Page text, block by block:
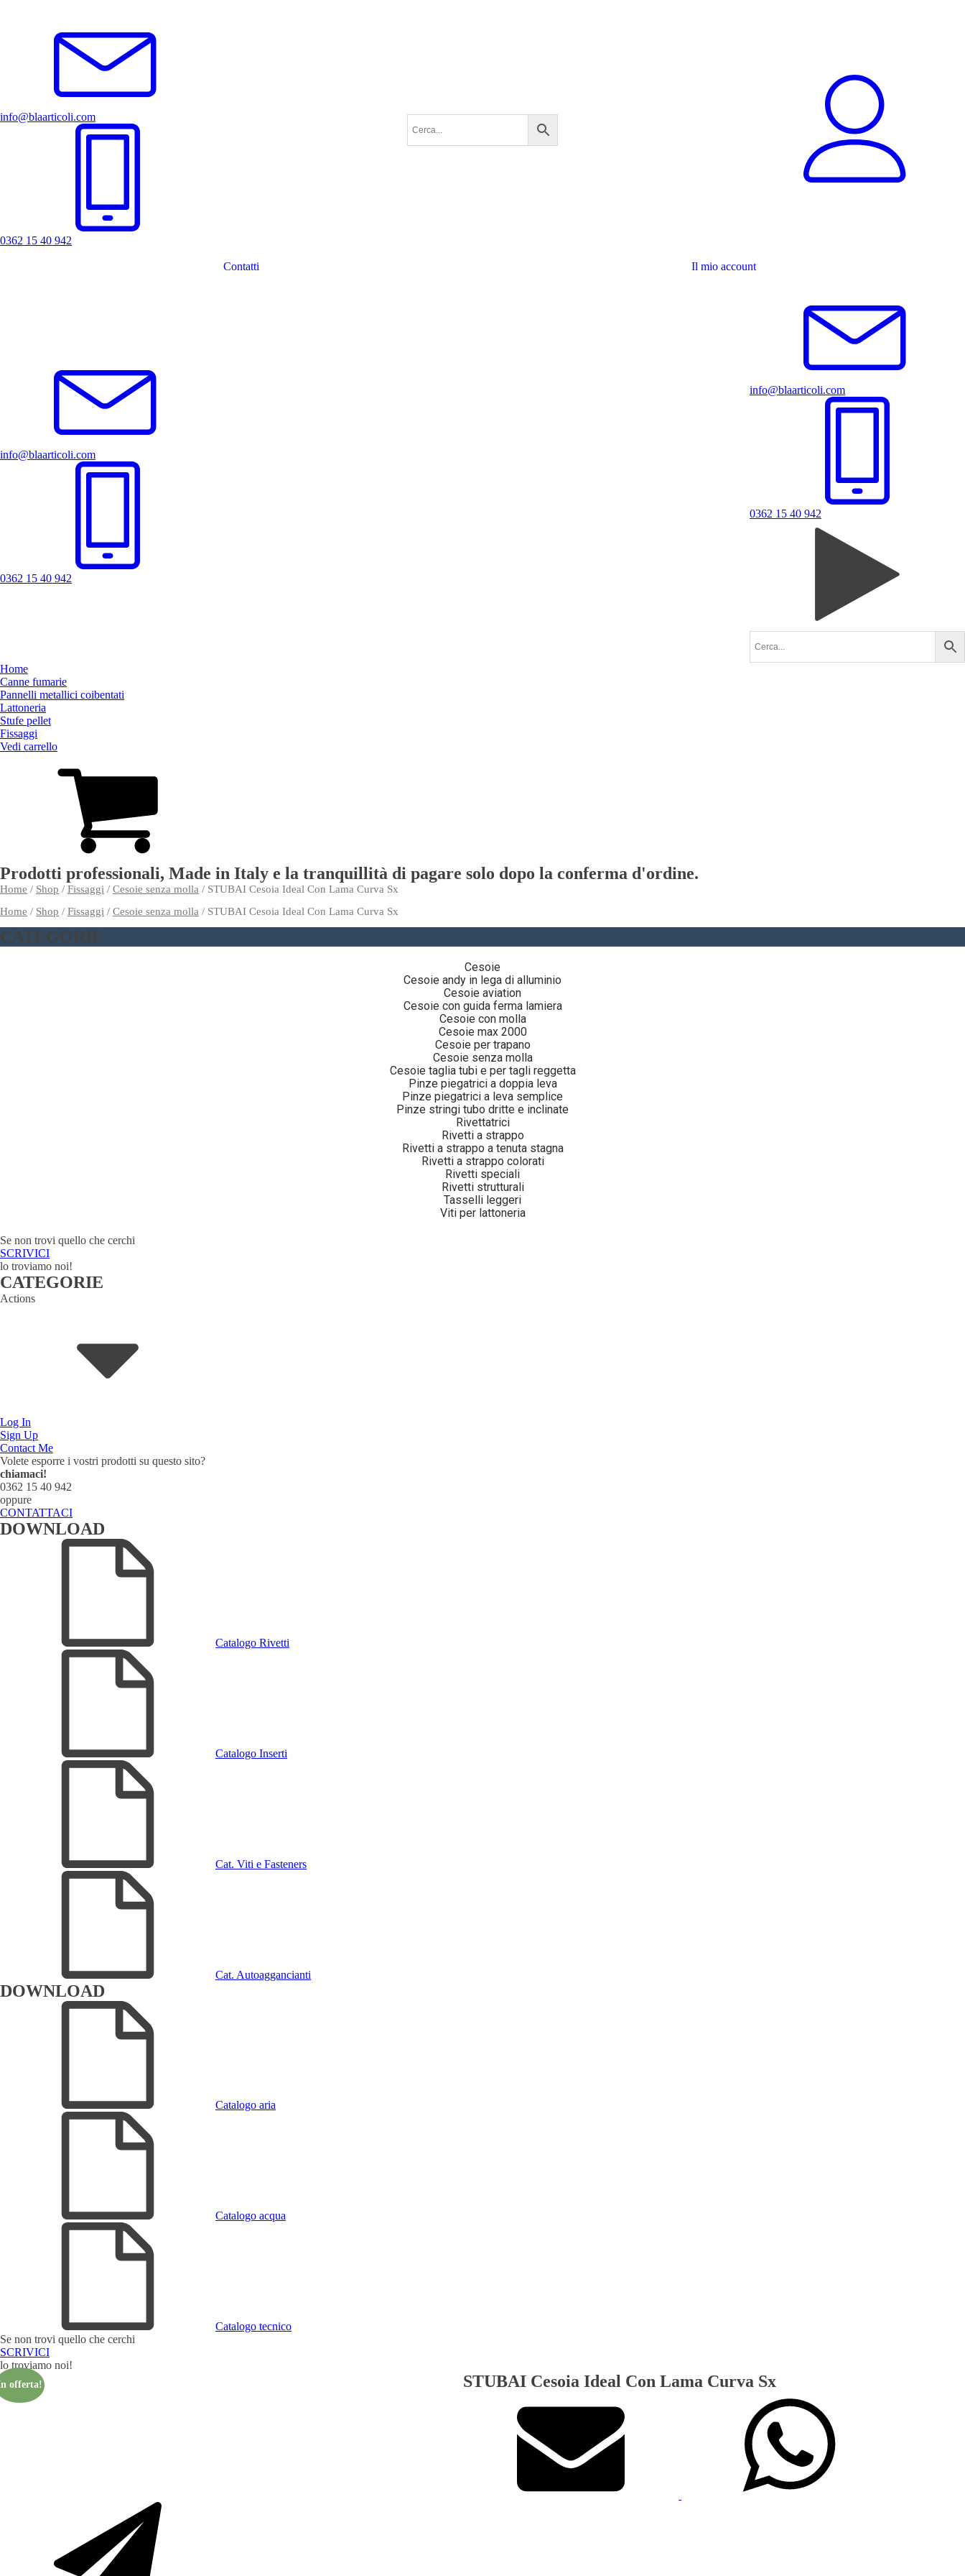
info@blaarticoli.com
0362 15 40 942
Contatti Il mio account
info@blaarticoli.com
0362 15 40 942
info@blaarticoli.com
0362 15 40 942
Home
Canne fumarie
Pannelli metallici coibentati
Lattoneria
Stufe pellet
Fissaggi
Vedi carrello
Prodotti professionali, Made in Italy e la tranquillità di pagare solo dopo la conferma d'ordine.
Home / Shop / Fissaggi / Cesoie senza molla / STUBAI Cesoia Ideal Con Lama Curva Sx
Home / Shop / Fissaggi / Cesoie senza molla / STUBAI Cesoia Ideal Con Lama Curva Sx
CATEGORIE
Cesoie
Cesoie andy in lega di alluminio
Cesoie aviation
Cesoie con guida ferma lamiera
Cesoie con molla
Cesoie max 2000
Cesoie per trapano
Cesoie senza molla
Cesoie taglia tubi e per tagli reggetta
Pinze piegatrici a doppia leva
Pinze piegatrici a leva semplice
Pinze stringi tubo dritte e inclinate
Rivettatrici
Rivetti a strappo
Rivetti a strappo a tenuta stagna
Rivetti a strappo colorati
Rivetti speciali
Rivetti strutturali
Tasselli leggeri
Viti per lattoneria
Se non trovi quello che cerchi
SCRIVICI
lo troviamo noi!
CATEGORIE
Actions
Log In
Sign Up
Contact Me
Volete esporre i vostri prodotti su questo sito?
chiamaci!
0362 15 40 942
oppure
CONTATTACI
DOWNLOAD
Catalogo Rivetti
Catalogo Inserti
Cat. Viti e Fasteners
Cat. Autoaggancianti
DOWNLOAD
Catalogo aria
Catalogo acqua
Catalogo tecnico
Se non trovi quello che cerchi
SCRIVICI
lo troviamo noi!
offerta! STUBAI Cesoia Ideal Con Lama Curva Sx